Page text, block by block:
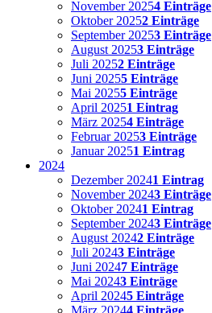
November 20254 Einträge
Oktober 20252 Einträge
September 20253 Einträge
August 20253 Einträge
Juli 20252 Einträge
Juni 20255 Einträge
Mai 20255 Einträge
April 20251 Eintrag
März 20254 Einträge
Februar 20253 Einträge
Januar 20251 Eintrag
2024
Dezember 20241 Eintrag
November 20243 Einträge
Oktober 20241 Eintrag
September 20243 Einträge
August 20242 Einträge
Juli 20243 Einträge
Juni 20247 Einträge
Mai 20243 Einträge
April 20245 Einträge
März 20244 Einträge